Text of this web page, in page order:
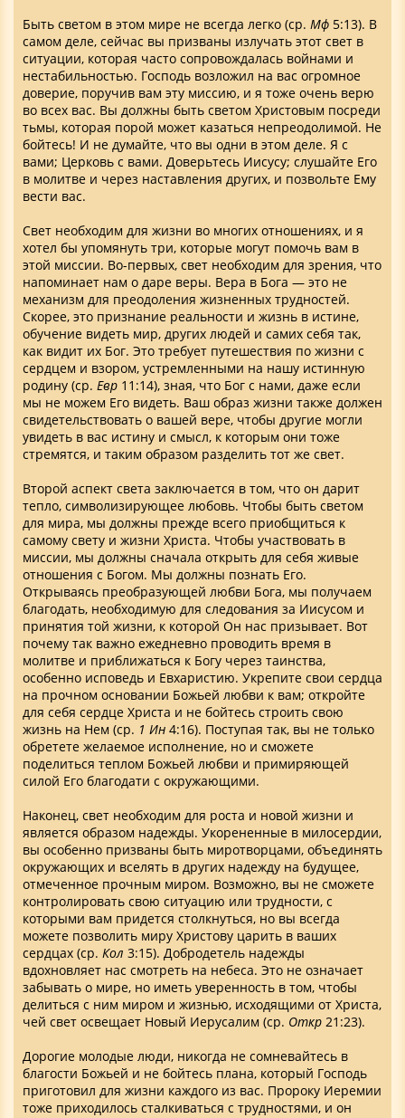
Быть светом в этом мире не всегда легко (ср. Мф 5:13). В
самом деле, сейчас вы призваны излучать этот свет в
ситуации, которая часто сопровождалась войнами и
нестабильностью. Господь возложил на вас огромное
доверие, поручив вам эту миссию, и я тоже очень верю
во всех вас. Вы должны быть светом Христовым посреди
тьмы, которая порой может казаться непреодолимой. Не
бойтесь! И не думайте, что вы одни в этом деле. Я с
вами; Церковь с вами. Доверьтесь Иисусу; слушайте Его
в молитве и через наставления других, и позвольте Ему
вести вас.
Свет необходим для жизни во многих отношениях, и я
хотел бы упомянуть три, которые могут помочь вам в
этой миссии. Во-первых, свет необходим для зрения, что
напоминает нам о даре веры. Вера в Бога — это не
механизм для преодоления жизненных трудностей.
Скорее, это признание реальности и жизнь в истине,
обучение видеть мир, других людей и самих себя так,
как видит их Бог. Это требует путешествия по жизни с
сердцем и взором, устремленными на нашу истинную
родину (ср. Евр 11:14), зная, что Бог с нами, даже если
мы не можем Его видеть. Ваш образ жизни также должен
свидетельствовать о вашей вере, чтобы другие могли
увидеть в вас истину и смысл, к которым они тоже
стремятся, и таким образом разделить тот же свет.
Второй аспект света заключается в том, что он дарит
тепло, символизирующее любовь. Чтобы быть светом
для мира, мы должны прежде всего приобщиться к
самому свету и жизни Христа. Чтобы участвовать в
миссии, мы должны сначала открыть для себя живые
отношения с Богом. Мы должны познать Его.
Открываясь преобразующей любви Бога, мы получаем
благодать, необходимую для следования за Иисусом и
принятия той жизни, к которой Он нас призывает. Вот
почему так важно ежедневно проводить время в
молитве и приближаться к Богу через таинства,
особенно исповедь и Евхаристию. Укрепите свои сердца
на прочном основании Божьей любви к вам; откройте
для себя сердце Христа и не бойтесь строить свою
жизнь на Нем (ср. 1 Ин 4:16). Поступая так, вы не только
обретете желаемое исполнение, но и сможете
поделиться теплом Божьей любви и примиряющей
силой Его благодати с окружающими.
Наконец, свет необходим для роста и новой жизни и
является образом надежды. Укорененные в милосердии,
вы особенно призваны быть миротворцами, объединять
окружающих и вселять в других надежду на будущее,
отмеченное прочным миром. Возможно, вы не сможете
контролировать свою ситуацию или трудности, с
которыми вам придется столкнуться, но вы всегда
можете позволить миру Христову царить в ваших
сердцах (ср. Кол 3:15). Добродетель надежды
вдохновляет нас смотреть на небеса. Это не означает
забывать о мире, но иметь уверенность в том, чтобы
делиться с ним миром и жизнью, исходящими от Христа,
чей свет освещает Новый Иерусалим (ср. Откр 21:23).
Дорогие молодые люди, никогда не сомневайтесь в
благости Божьей и не бойтесь плана, который Господь
приготовил для жизни каждого из вас. Пророку Иеремии
тоже приходилось сталкиваться с трудностями, и он